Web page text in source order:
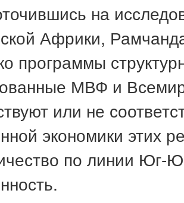
на
Африки,
программы
МВФ и
или не
экономики этих
по линии Юг-